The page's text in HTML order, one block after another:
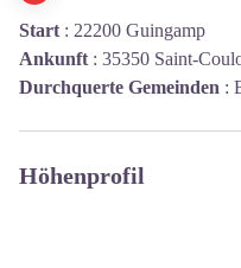
Start : 22200 Guingamp
Ankunft : 35350 Saint-
Durchquerte Gemeinden :
Höhenprofil